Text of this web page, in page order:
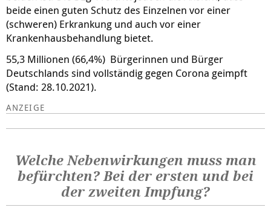
beide einen guten Schutz des Einzelnen vor einer
(schweren) Erkrankung und auch vor einer
Krankenhausbehandlung bietet.
55,3 Millionen (66,4%) Bürgerinnen und Bürger
Deutschlands sind vollständig gegen Corona geimpft
(Stand: 28.10.2021).
Welche Nebenwirkungen muss man
befürchten? Bei der ersten und bei
der zweiten Impfung?